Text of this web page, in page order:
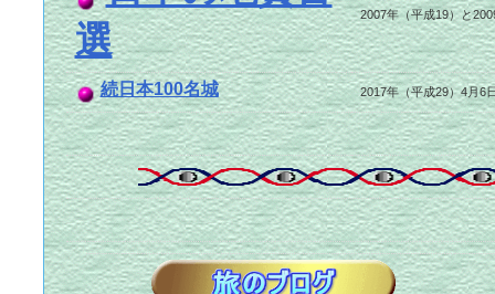
選
2007年（平成19）と
続日本100名城 2017年（平成29）4月6